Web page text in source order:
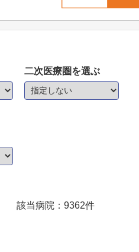
二次医療圏を選ぶ
該当病院： 9362件